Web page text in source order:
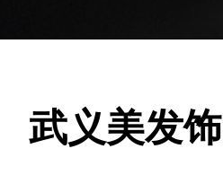
武义美发